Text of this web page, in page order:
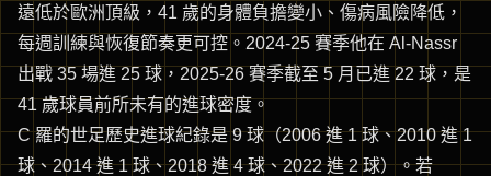
遠低於歐洲頂級，41 歲的身體負擔變小、傷病風險降低，
每週訓練與恢復節奏更可控。2024-25 賽季他在 Al-Nassr
出戰 35 場進 25 球，2025-26 賽季截至 5 月已進 22 球，是
41 歲球員前所未有的進球密度。
C 羅的世足歷史進球紀錄是 9 球（2006 進 1 球、2010 進 1
球、2014 進 1 球、2018 進 4 球、2022 進 2 球）。若